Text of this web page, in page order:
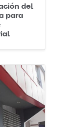
del
para